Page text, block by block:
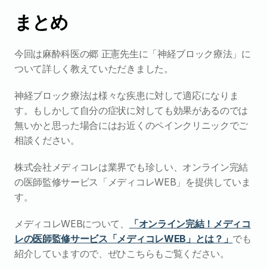
まとめ
今回は麻酔科医の郷 正憲先生に「神経ブロック療法」に
ついて詳しく教えていただきました。
神経ブロック療法は様々な疾患に対して適応になりま
す。もしかして自分の症状に対しても効果があるのでは
無いかと思った場合にはお近くのペインクリニックでご
相談ください。
株式会社メディコレは業界でも珍しい、オンライン完結
の医師監修サービス「メディコレWEB」を提供していま
す。
メディコレWEBについて、
「オンライン完結！メディコ
レの医師監修サービス「メディコレWEB」とは？」 でも
紹介していますので、ぜひこちらもご覧ください。